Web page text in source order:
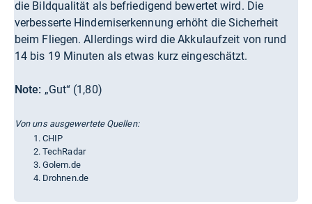
die Bildqualität als befriedigend bewertet wird. Die
verbesserte Hinderniserkennung erhöht die Sicherheit
beim Fliegen. Allerdings wird die Akkulaufzeit von rund
14 bis 19 Minuten als etwas kurz eingeschätzt.
Note: „Gut“ (1,80)
Von uns ausgewertete Quellen:
CHIP
TechRadar
Golem.de
Drohnen.de